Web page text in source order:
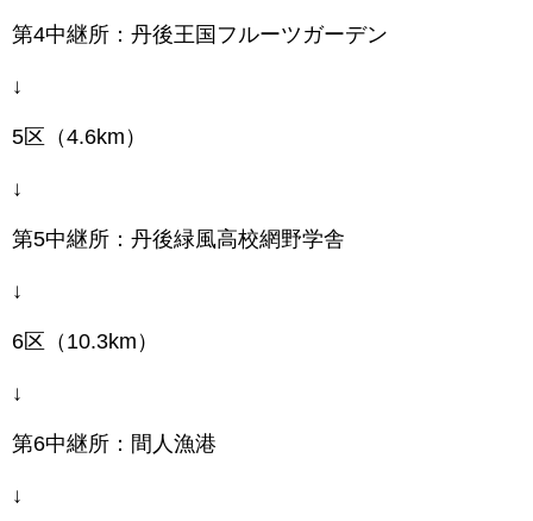
第4中継所：丹後王国フルーツガーデン
↓
5区（4.6km）
↓
第5中継所：丹後緑風高校網野学舎
↓
6区（10.3km）
↓
第6中継所：間人漁港
↓